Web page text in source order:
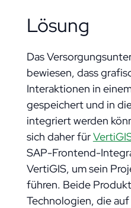
Lösung
Das
bewiesen, dass
Interaktionen in
gespeichert und in
integriert werden
sich daher für
SAP-Frontend-
VertiGIS, um sein
führen. Beide
Technologien, die